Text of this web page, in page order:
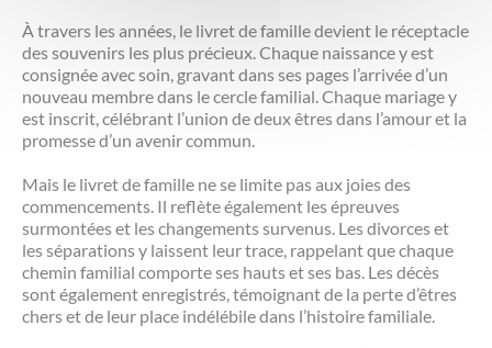
À travers les années, le livret de famille devient le réceptacle
des souvenirs les plus précieux. Chaque naissance y est
consignée avec soin, gravant dans ses pages l’arrivée d’un
nouveau membre dans le cercle familial. Chaque mariage y
est inscrit, célébrant l’union de deux êtres dans l’amour et la
promesse d’un avenir commun.
Mais le livret de famille ne se limite pas aux joies des
commencements. Il reflète également les épreuves
surmontées et les changements survenus. Les divorces et
les séparations y laissent leur trace, rappelant que chaque
chemin familial comporte ses hauts et ses bas. Les décès
sont également enregistrés, témoignant de la perte d’êtres
chers et de leur place indélébile dans l’histoire familiale.